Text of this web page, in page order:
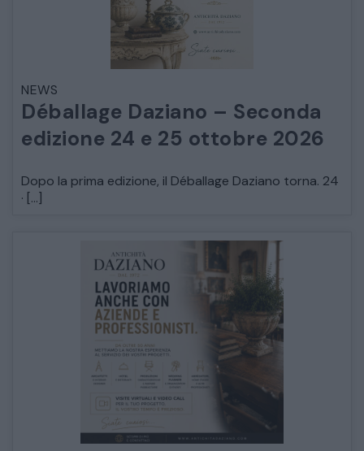
CATALOGO COMPLETO
MOBILI
CAMERE
NEWS
Déballage Daziano – Seconda
edizione 24 e 25 ottobre 2026
Dopo la prima edizione, il Déballage Daziano torna. 24
· […]